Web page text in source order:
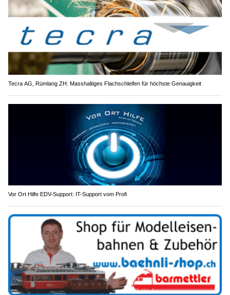
Tecra AG, Rümlang ZH: Masshaltiges Flachschleifen für höchste Genauigkeit
Vor Ort Hilfe EDV-Support: IT-Support vom Profi